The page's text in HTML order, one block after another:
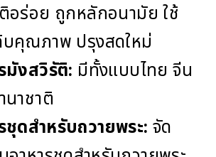
อร่อย ถูกหลักอนามัย ใช้
คุณภาพ ปรุงสดใหม่
มังสวิรัติ: มีทั้งแบบไทย จีน
นาชาติ
ชุดสำหรับถวายพระ: จัด